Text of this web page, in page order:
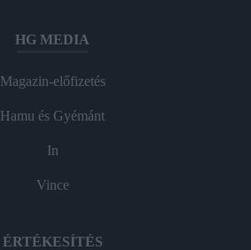
HG MEDIA
Magazin-előfizetés
Hamu és Gyémánt
In
Vince
ÉRTÉKESÍTÉS